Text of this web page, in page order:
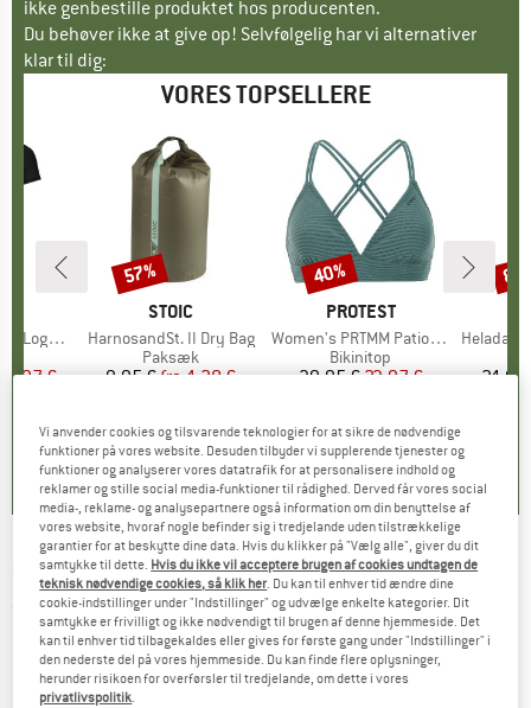
ikke genbestille produktet hos producenten.
Du behøver ikke at give op! Selvfølgelig har vi alternativer
klar til dig:
VORES TOPSELLERE
T-Shirt
pris
€
)
MÆRKE
STOIC
Artikel
HarnosandSt. II Dry Bag
Produktgruppe
Paksæk
Pris
9,95 € Nedsat pris
fra4,28 €
5,0(2)
Rabat
57%
MÆRKE
PROTEST
Artikel
Women's PRTMM Patio Triangle
Produktgruppe
Bikinitop
Pris
39,95 €Nedsat pris
23,97 €
4,9(23)
Rabat
40%
Artikel
HeladagenSt.
24,95
REIMA -Kid's Beanie Pampula - Hue
(0)
Vi anvender cookies og tilsvarende teknologier for at sikre de nødvendige
funktioner på vores website. Desuden tilbyder vi supplerende tjenester og
funktioner og analyserer vores datatrafik for at personalisere indhold og
reklamer og stille social media-funktioner til rådighed. Derved får vores social
media-, reklame- og analysepartnere også information om din benyttelse af
vores website, hvoraf nogle befinder sig i tredjelande uden tilstrækkelige
garantier for at beskytte dine data. Hvis du klikker på "Vælg alle", giver du dit
samtykke til dette. Hvis du ikke vil acceptere brugen af cookies undtagen de
teknisk nødvendige cookies, så klik her. Du kan til enhver tid ændre dine
cookie-indstillinger under "Indstillinger" og udvælge enkelte kategorier. Dit
samtykke er frivilligt og ikke nødvendigt til brugen af denne hjemmeside. Det
kan til enhver tid tilbagekaldes eller gives for første gang under "Indstillinger" i
den nederste del på vores hjemmeside. Du kan finde flere oplysninger,
herunder risikoen for overførsler til tredjelande, om dette i vores
privatlivspolitik.